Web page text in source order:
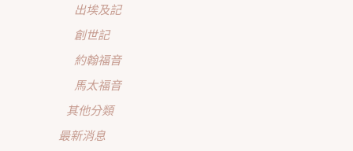
出埃及記
創世記
約翰福音
馬太福音
其他分類
最新消息